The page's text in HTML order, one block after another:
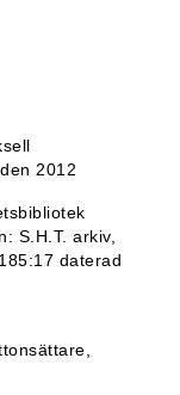
2012
S.H.T. arkiv,
daterad